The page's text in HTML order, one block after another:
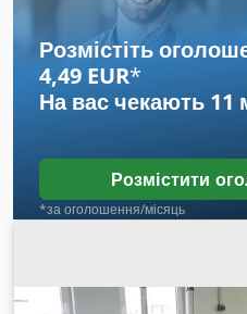
Розмістіть
4,49 EUR*
На вас чекають 11
Розмістити
*за оголошення/місяць